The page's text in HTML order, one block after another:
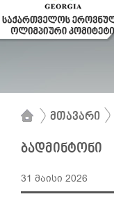
მთავარი
ბადმინტონი
31 მაისი 2026